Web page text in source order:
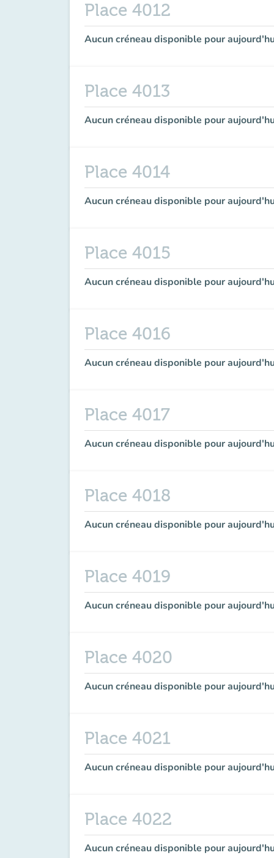
Place 4012
Aucun créneau disponible pour
Place 4013
Aucun créneau disponible pour
Place 4014
Aucun créneau disponible pour
Place 4015
Aucun créneau disponible pour
Place 4016
Aucun créneau disponible pour
Place 4017
Aucun créneau disponible pour
Place 4018
Aucun créneau disponible pour
Place 4019
Aucun créneau disponible pour
Place 4020
Aucun créneau disponible pour
Place 4021
Aucun créneau disponible pour
Place 4022
Aucun créneau disponible pour